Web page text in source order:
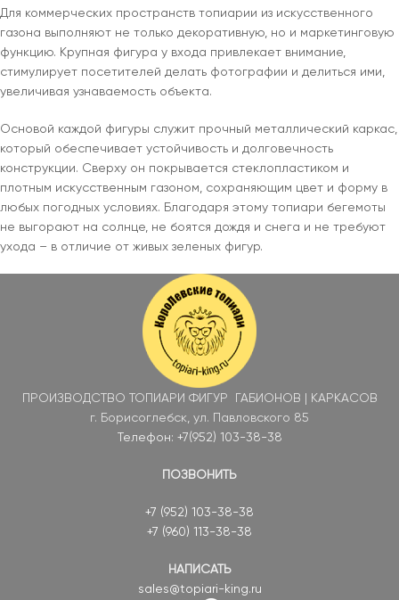
Для коммерческих пространств топиарии из искусственного
газона выполняют не только декоративную, но и маркетинговую
функцию. Крупная фигура у входа привлекает внимание,
стимулирует посетителей делать фотографии и делиться ими,
увеличивая узнаваемость объекта.
Основой каждой фигуры служит прочный металлический каркас,
который обеспечивает устойчивость и долговечность
конструкции. Сверху он покрывается стеклопластиком и
плотным искусственным газоном, сохраняющим цвет и форму в
любых погодных условиях. Благодаря этому топиари бегемоты
не выгорают на солнце, не боятся дождя и снега и не требуют
ухода – в отличие от живых зеленых фигур.
ПРОИЗВОДСТВО ТОПИАРИ ФИГУР ГАБИОНОВ | КАРКАСОВ
г. Борисоглебск, ул. Павловского 85
Телефон: +7(952) 103-38-38
ПОЗВОНИТЬ
+7 (952) 103-38-38
+7 (960) 113-38-38
НАПИСАТЬ
sales@topiari-king.ru